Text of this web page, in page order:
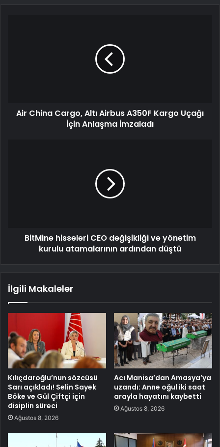
Air China Cargo, Altı Airbus A350F Kargo Uçağı
İçin Anlaşma İmzaladı
BitMine hisseleri CEO değişikliği ve yönetim
kurulu atamalarının ardından düştü
İlgili Makaleler
Kılıçdaroğlu’nun sözcüsü
Sarı açıkladı! Selin Sayek
Böke ve Gül Çiftçi için
disiplin süreci
Ağustos 8, 2026
Acı Manisa’dan Amasya’ya
uzandı: Anne oğul iki saat
arayla hayatını kaybetti
Ağustos 8, 2026